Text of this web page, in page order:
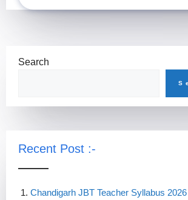
Search
Recent Post :-
Chandigarh JBT Teacher Syllabus 2026